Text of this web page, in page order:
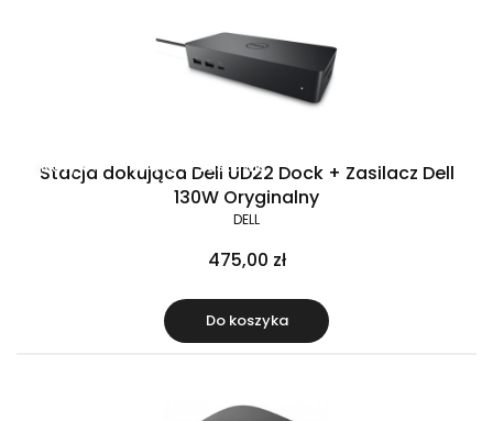
Raty 0% Gratis w zestawie
Stacja dokująca Dell UD22 Dock + Zasilacz Dell
130W Oryginalny
DELL
475,00 zł
Do koszyka